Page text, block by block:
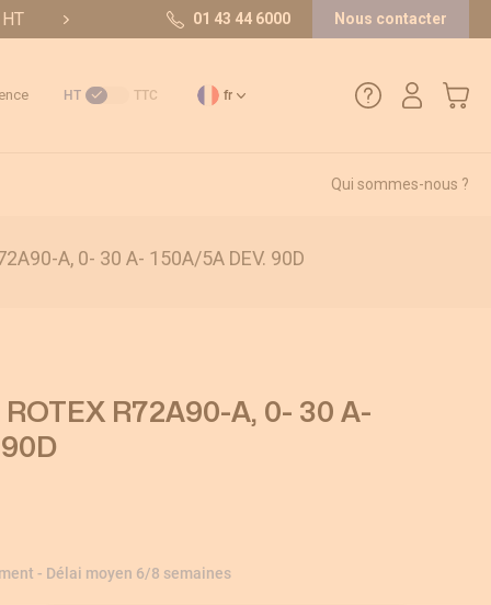
10/10 sur 36 avis
01 43 44 6000 Nous contacter
Comment créer un compte ?
Mon
HT TTC fr
Qui sommes-nous ?
A, 0- 30 A- 150A/5A DEV. 90D
R72A90-A, 0- 30 A-
- Délai moyen 6/8 semaines